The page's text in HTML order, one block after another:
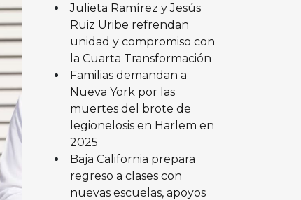
Julieta Ramírez y Jesús
Ruiz Uribe refrendan
unidad y compromiso con
la Cuarta Transformación
Familias demandan a
Nueva York por las
muertes del brote de
legionelosis en Harlem en
2025
Baja California prepara
regreso a clases con
nuevas escuelas, apoyos